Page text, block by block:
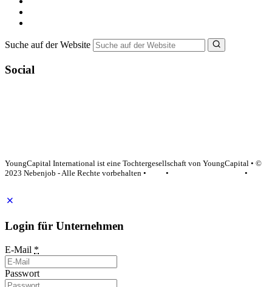
Suche auf der Website
Social
YoungCapital International ist eine Tochtergesellschaft von YoungCapital • ©
2023 Nebenjob - Alle Rechte vorbehalten •
•
•
Login für Unternehmen
E-Mail *
Passwort